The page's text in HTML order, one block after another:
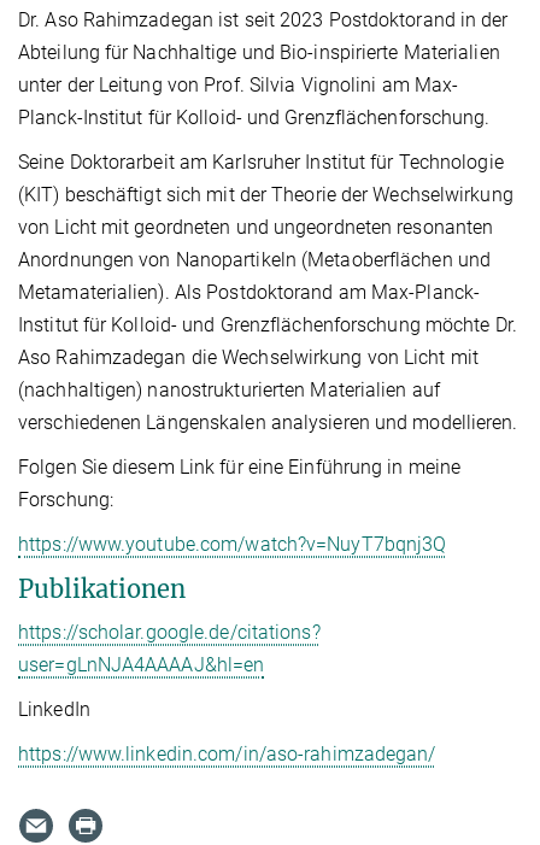
Dr. Aso Rahimzadegan ist seit 2023 Postdoktorand in der
Abteilung für Nachhaltige und Bio-inspirierte Materialien
unter der Leitung von Prof. Silvia Vignolini am Max-
Planck-Institut für Kolloid- und Grenzflächenforschung.
Seine Doktorarbeit am Karlsruher Institut für Technologie
(KIT) beschäftigt sich mit der Theorie der Wechselwirkung
von Licht mit geordneten und ungeordneten resonanten
Anordnungen von Nanopartikeln (Metaoberflächen und
Metamaterialien). Als Postdoktorand am Max-Planck-
Institut für Kolloid- und Grenzflächenforschung möchte Dr.
Aso Rahimzadegan die Wechselwirkung von Licht mit
(nachhaltigen) nanostrukturierten Materialien auf
verschiedenen Längenskalen analysieren und modellieren.
Folgen Sie diesem Link für eine Einführung in meine
Forschung:
https://www.youtube.com/watch?v=NuyT7bqnj3Q
Publikationen
https://scholar.google.de/citations?
user=gLnNJA4AAAAJ&hl=en
LinkedIn
https://www.linkedin.com/in/aso-rahimzadegan/